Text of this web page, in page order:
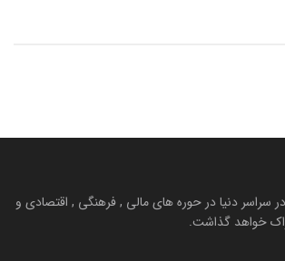
در سراسر دنیا در حوره های مالی , فرهنگی , اقتصادی و
خواهد گذاشت.